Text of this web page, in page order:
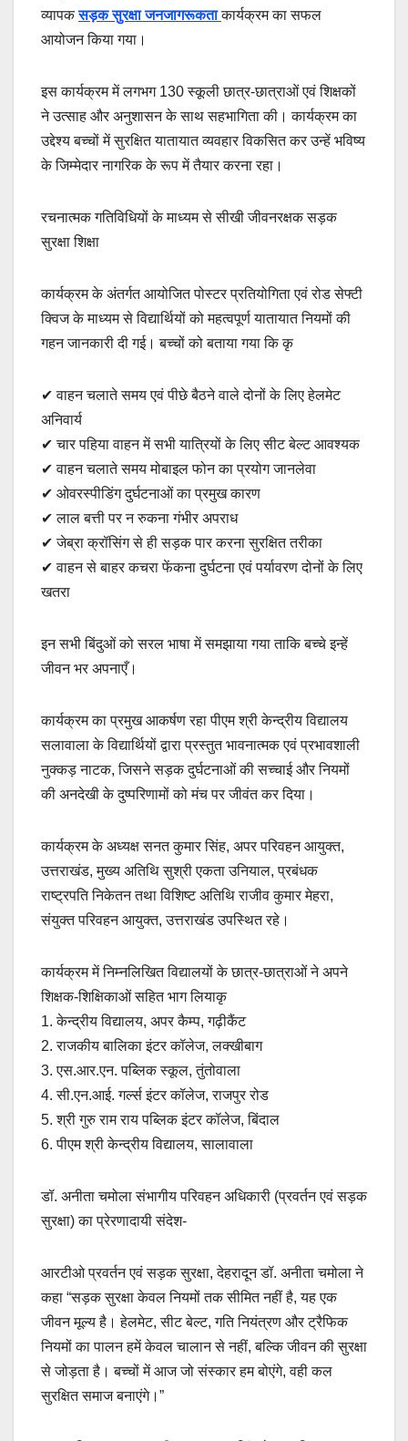
व्यापकसड़क सुरक्षा जनजागरूकताकार्यक्रम का सफल
आयोजन किया गया।
इस कार्यक्रम में लगभग 130 स्कूली छात्र-छात्राओं एवं शिक्षकों
ने उत्साह और अनुशासन के साथ सहभागिता की। कार्यक्रम का
उद्देश्य बच्चों में सुरक्षित यातायात व्यवहार विकसित कर उन्हें भविष्य
के जिम्मेदार नागरिक के रूप में तैयार करना रहा।
रचनात्मक गतिविधियों के माध्यम से सीखी जीवनरक्षक सड़क
सुरक्षा शिक्षा
कार्यक्रम के अंतर्गत आयोजित पोस्टर प्रतियोगिता एवं रोड सेफ्टी
क्विज के माध्यम से विद्यार्थियों को महत्वपूर्ण यातायात नियमों की
गहन जानकारी दी गई। बच्चों को बताया गया कि कृ
✔ वाहन चलाते समय एवं पीछे बैठने वाले दोनों के लिए हेलमेट
अनिवार्य
✔ चार पहिया वाहन में सभी यात्रियों के लिए सीट बेल्ट आवश्यक
✔ वाहन चलाते समय मोबाइल फोन का प्रयोग जानलेवा
✔ ओवरस्पीडिंग दुर्घटनाओं का प्रमुख कारण
✔ लाल बत्ती पर न रुकना गंभीर अपराध
✔ जेब्रा क्रॉसिंग से ही सड़क पार करना सुरक्षित तरीका
✔ वाहन से बाहर कचरा फेंकना दुर्घटना एवं पर्यावरण दोनों के लिए
खतरा
इन सभी बिंदुओं को सरल भाषा में समझाया गया ताकि बच्चे इन्हें
जीवन भर अपनाएँ।
कार्यक्रम का प्रमुख आकर्षण रहा पीएम श्री केन्द्रीय विद्यालय
सलावाला के विद्यार्थियों द्वारा प्रस्तुत भावनात्मक एवं प्रभावशाली
नुक्कड़ नाटक, जिसने सड़क दुर्घटनाओं की सच्चाई और नियमों
की अनदेखी के दुष्परिणामों को मंच पर जीवंत कर दिया।
कार्यक्रम के अध्यक्ष सनत कुमार सिंह, अपर परिवहन आयुक्त,
उत्तराखंड, मुख्य अतिथि सुश्री एकता उनियाल, प्रबंधक
राष्ट्रपति निकेतन तथा विशिष्ट अतिथि राजीव कुमार मेहरा,
संयुक्त परिवहन आयुक्त, उत्तराखंड उपस्थित रहे।
कार्यक्रम में निम्नलिखित विद्यालयों के छात्र-छात्राओं ने अपने
शिक्षक-शिक्षिकाओं सहित भाग लियाकृ
1. केन्द्रीय विद्यालय, अपर कैम्प, गढ़ीकैंट
2. राजकीय बालिका इंटर कॉलेज, लक्खीबाग
3. एस.आर.एन. पब्लिक स्कूल, तुंतोवाला
4. सी.एन.आई. गर्ल्स इंटर कॉलेज, राजपुर रोड
5. श्री गुरु राम राय पब्लिक इंटर कॉलेज, बिंदाल
6. पीएम श्री केन्द्रीय विद्यालय, सालावाला
डॉ. अनीता चमोला संभागीय परिवहन अधिकारी (प्रवर्तन एवं सड़क
सुरक्षा) का प्रेरणादायी संदेश-
आरटीओ प्रवर्तन एवं सड़क सुरक्षा, देहरादून डॉ. अनीता चमोला ने
कहा “सड़क सुरक्षा केवल नियमों तक सीमित नहीं है, यह एक
जीवन मूल्य है। हेलमेट, सीट बेल्ट, गति नियंत्रण और ट्रैफिक
नियमों का पालन हमें केवल चालान से नहीं, बल्कि जीवन की सुरक्षा
से जोड़ता है। बच्चों में आज जो संस्कार हम बोएंगे, वही कल
सुरक्षित समाज बनाएंगे।”